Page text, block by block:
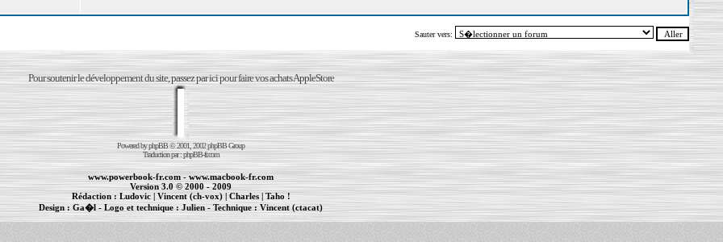
Sauter vers:
Pour soutenir le développement du site, passez par ici pour faire vos achats AppleStore
Powered byphpBB© 2001, 2002 phpBB Group
Traduction par :phpBB-fr.com
www.powerbook-fr.com-www.macbook-fr.com
Version 3.0 © 2000 - 2009
Rédaction : Ludovic|Vincent (ch-vox)| Charles|Taho !
Design : Ga�l - Logo et technique :Julien - Technique : Vincent (ctacat)
Informations : PowerBook | Maintenance Apple et Macintosh à Toulouse | cr�ation de sites Internet